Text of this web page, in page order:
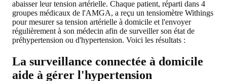
abaisser leur tension artérielle. Chaque patient, réparti dans 4
groupes médicaux de l'AMGA, a reçu un tensiomètre Withings
pour mesurer sa tension artérielle à domicile et l'envoyer
régulièrement à son médecin afin de surveiller son état de
préhypertension ou d'hypertension. Voici les résultats :
La surveillance connectée à domicile
aide à gérer l'hypertension